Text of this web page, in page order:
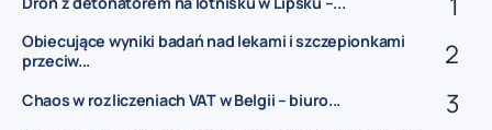
Obiecujące wyniki badań nad lekami i szczepionkami
przeciw...
Chaos w rozliczeniach VAT w Belgii – biuro...